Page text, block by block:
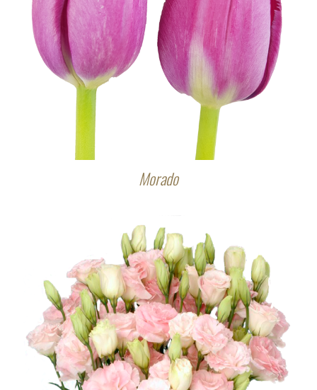
Morado